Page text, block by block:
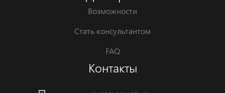
Возможности
Стать консультантом
FAQ
Контакты